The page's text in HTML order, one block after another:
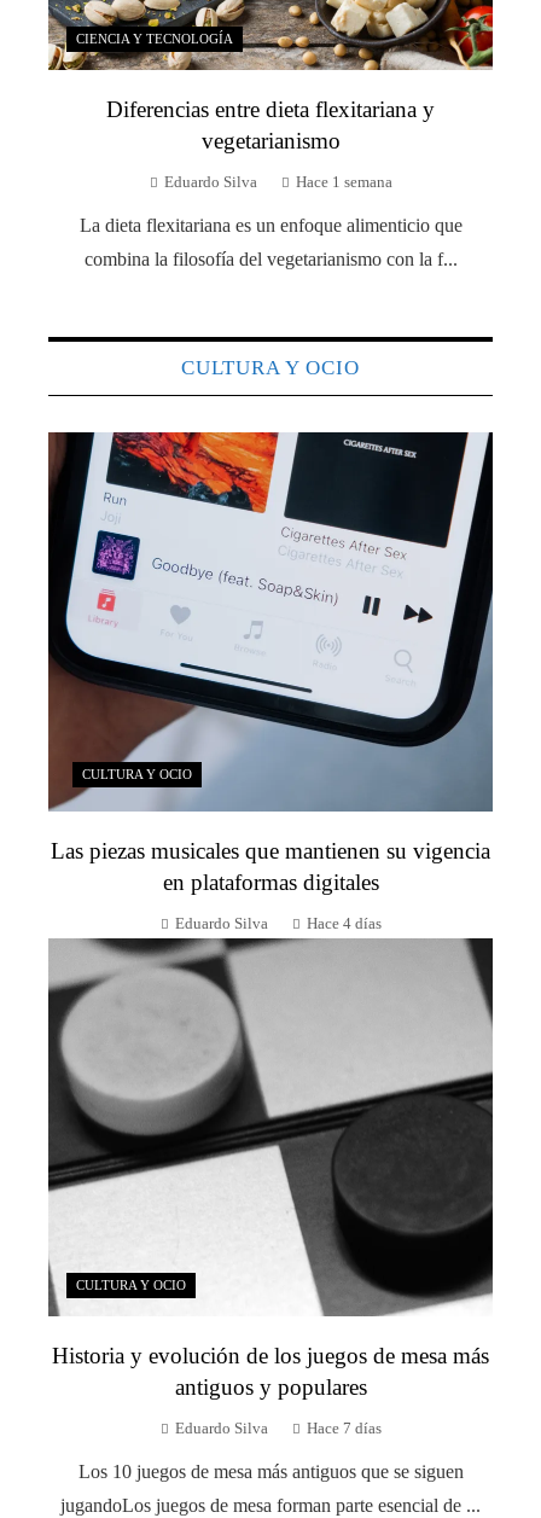
CIENCIA Y TECNOLOGÍA
Diferencias entre dieta flexitariana y
vegetarianismo
Eduardo Silva Hace 1 semana
La dieta flexitariana es un enfoque alimenticio que
combina la filosofía del vegetarianismo con la f...
CULTURA Y OCIO
CULTURA Y OCIO
Las piezas musicales que mantienen su vigencia
en plataformas digitales
Eduardo Silva Hace 4 días
CULTURA Y OCIO
Historia y evolución de los juegos de mesa más
antiguos y populares
Eduardo Silva Hace 7 días
Los 10 juegos de mesa más antiguos que se siguen
jugandoLos juegos de mesa forman parte esencial de ...